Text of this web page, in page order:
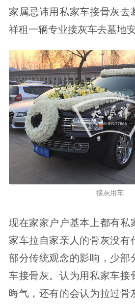
家属忌讳用私家车接骨灰去
祥租一辆专业接灰车去墓地安
接灰用车
现在家家户户基本上都有私
家车拉自家亲人的骨灰没有
部分传统观念的影响，少部
车接骨灰。认为用私家车接
晦气，还有的会认为拉过骨